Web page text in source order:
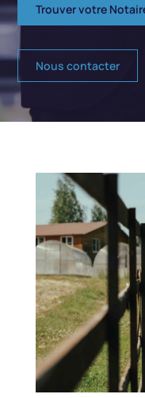
Trouver votre
Nous contacter